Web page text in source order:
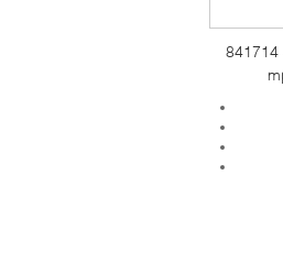
بطاقة التونر المتناسبة الجديدة 841767 841714